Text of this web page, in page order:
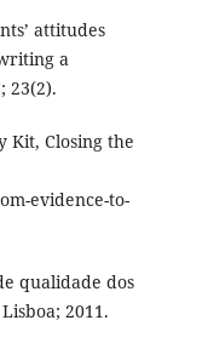
attitudes
a
23(2).
Kit, Closing the
evidence-to-
qualidade dos
2011.